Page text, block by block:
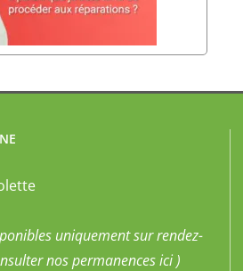
uniquement sur rendez-
nos permanences ici )